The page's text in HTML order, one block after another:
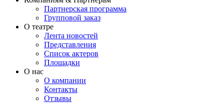
Партнерская программа
Групповой заказ
О театре
Лента новостей
Представления
Список актеров
Площадки
О нас
О компании
Контакты
Отзывы